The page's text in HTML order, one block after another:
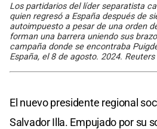
Los partidarios del líder separatista
quien regresó a España después de
autoimpuesto a pesar de una orden
forman una barrera uniendo sus
campaña donde se encontraba
España, el 8 de agosto. 2024. Reuters
El nuevo presidente regional
Salvador Illa. Empujado por su